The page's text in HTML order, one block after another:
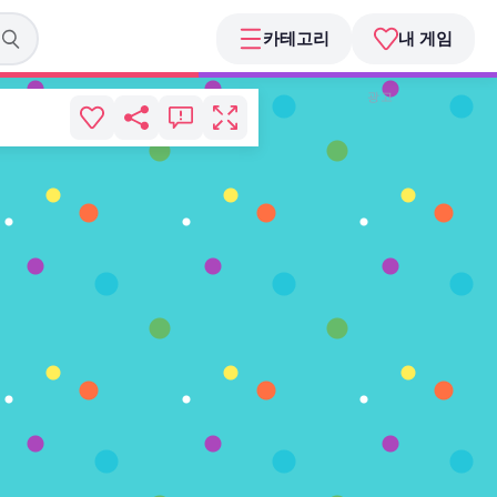
카테고리 내 게임
광고